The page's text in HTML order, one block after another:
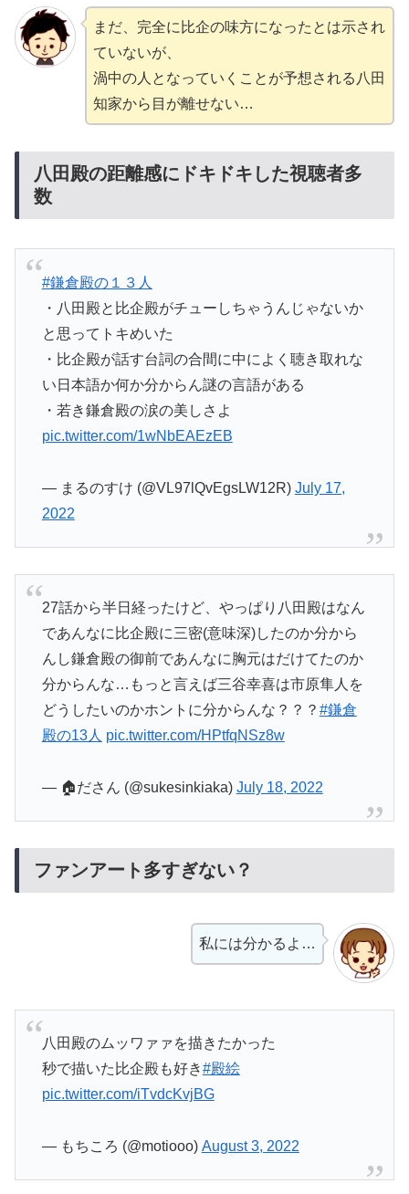
まだ、完全に比企の味方になったとは示され
ていないが、
渦中の人となっていくことが予想される八田
知家から目が離せない…
八田殿の距離感にドキドキした視聴者多
数
#鎌倉殿の１３人
・八田殿と比企殿がチューしちゃうんじゃないか
と思ってトキめいた
・比企殿が話す台詞の合間に中によく聴き取れな
い日本語か何か分からん謎の言語がある
・若き鎌倉殿の涙の美しさよ
pic.twitter.com/1wNbEAEzEB
— まるのすけ (@VL97lQvEgsLW12R) July 17,
2022
27話から半日経ったけど、やっぱり八田殿はなん
であんなに比企殿に三密(意味深)したのか分から
んし鎌倉殿の御前であんなに胸元はだけてたのか
分からんな…もっと言えば三谷幸喜は市原隼人を
どうしたいのかホントに分からんな？？？ #鎌倉
殿の13人 pic.twitter.com/HPtfqNSz8w
— 🏠ださん (@sukesinkiaka) July 18, 2022
ファンアート多すぎない？
私には分かるよ…
八田殿のムッワァァを描きたかった
秒で描いた比企殿も好き#殿絵
pic.twitter.com/iTvdcKvjBG
— もちころ (@motiooo) August 3, 2022